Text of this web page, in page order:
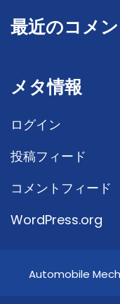
最近のコメ
メタ情報
ログイン
投稿フィード
コメントフィード
WordPress.org
Automobile